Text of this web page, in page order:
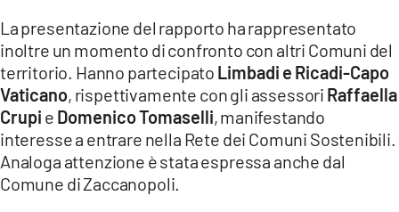
La presentazione del rapporto ha rappresentato
inoltre un momento di confronto con altri Comuni del
territorio. Hanno partecipato Limbadi e Ricadi-Capo
Vaticano, rispettivamente con gli assessori Raffaella
Crupi e Domenico Tomaselli, manifestando
interesse a entrare nella Rete dei Comuni Sostenibili.
Analoga attenzione è stata espressa anche dal
Comune di Zaccanopoli.